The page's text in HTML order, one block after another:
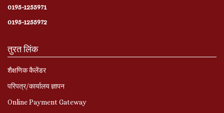
0195-1255971
0195-1255972
तुरत लिंक
शैक्षणिक कैलेंडर
परिपत्र/कार्यालय ज्ञापन
Online Payment Gateway